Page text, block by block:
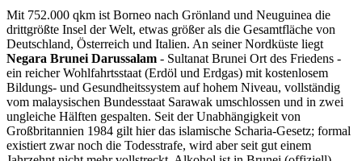
Mit 752.000 qkm ist Borneo nach Grönland und Neuguinea die
drittgrößte Insel der Welt, etwas größer als die Gesamtfläche von
Deutschland, Österreich und Italien. An seiner Nordküste liegt
Negara Brunei Darussalam - Sultanat Brunei Ort des Friedens -
ein reicher Wohlfahrtsstaat (Erdöl und Erdgas) mit kostenlosem
Bildungs- und Gesundheitssystem auf hohem Niveau, vollständig
vom malaysischen Bundesstaat Sarawak umschlossen und in zwei
ungleiche Hälften gespalten. Seit der Unabhängigkeit von
Großbritannien 1984 gilt hier das islamische Scharia-Gesetz; formal
existiert zwar noch die Todesstrafe, wird aber seit gut einem